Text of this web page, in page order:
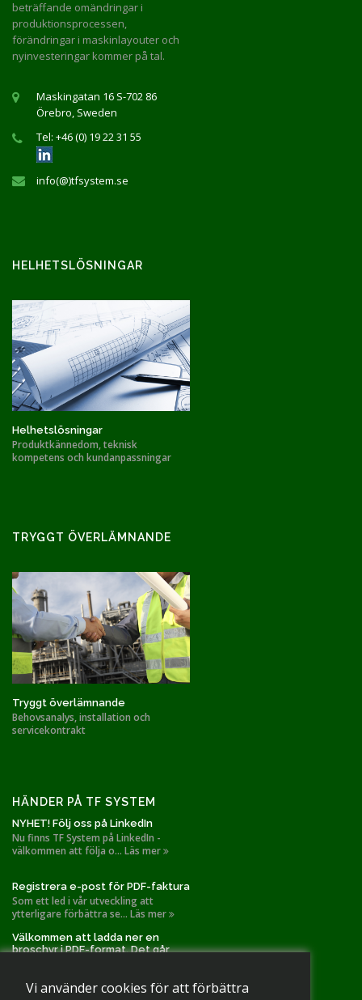
Vi använder cookies för att förbättra
beträffande omändringar i
produktionsprocessen,
förändringar i maskinlayouter och
nyinvesteringar kommer på tal.
Maskingatan 16 S-702 86
Örebro, Sweden
Tel: +46 (0) 19 22 31 55
info(@)tfsystem.se
HELHETSLÖSNINGAR
Helhetslösningar
Produktkännedom, teknisk
kompetens och kundanpassningar
TRYGGT ÖVERLÄMNANDE
Tryggt överlämnande
Behovsanalys, installation och
servicekontrakt
HÄNDER PÅ TF SYSTEM
NYHET! Följ oss på LinkedIn
Nu finns TF System på LinkedIn -
välkommen att följa o... Läs mer
Registrera e-post för PDF-faktura
Som ett led i vår utveckling att
ytterligare förbättra se... Läs mer
Välkommen att ladda ner en
broschyr i PDF-format. Det går
spånutsug och filtr... Läs mer